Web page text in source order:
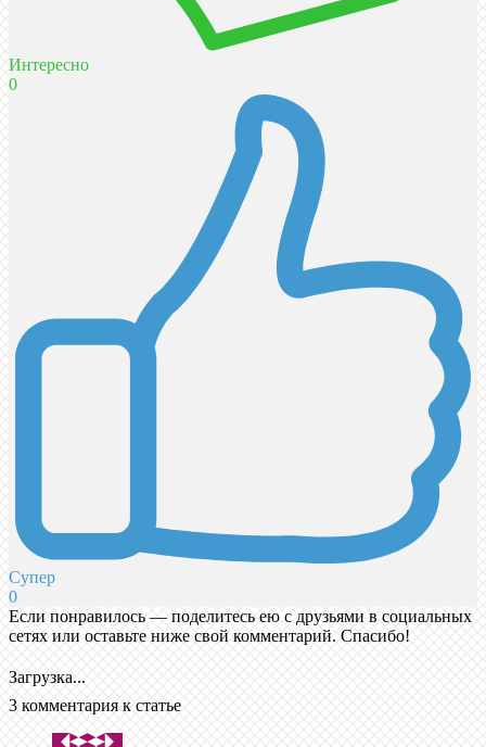
Интересно
0
Супер
0
Если понравилось — поделитесь ею с друзьями в социальных
сетях или оставьте ниже свой комментарий. Спасибо!
Загрузка...
3 комментария к статье